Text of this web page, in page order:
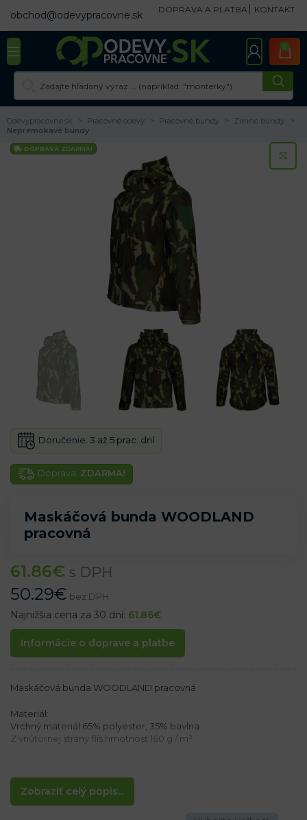
obchod@odevypracovne.sk DOPRAVA A PLATBA KONTAKT
0
Odevypracovne.sk Pracovné odevy Pracovné bundy
Zimné bundy
Nepremokavé bundy
DOPRAVA ZDARMA!
Maskáčová bunda WOODLAND
pracovná
Doprava: ZDARMA!
Doručenie: 3 až 5 prac. dní
61.86€ s DPH
50.29€ bez DPH
Najnižšia cena za 30 dní: 61.86€
Informácie o doprave a platbe
Zobraziť celý popis...
Maskáčová bunda WOODLAND pracovná
Materiál:
Vrchný materiál 65% polyester, 35% bavlna
Z vnútornej strany flís hmotnosť 160 g / m²
– Zapínanie na zips
– Kapucňa so šiltom s dodatočnou možnosťou stiahnutia
a zapínania na suchý zips